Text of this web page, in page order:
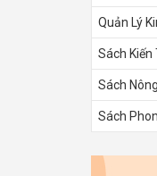
Quản Lý
Sách Kiến
Sách
Sách